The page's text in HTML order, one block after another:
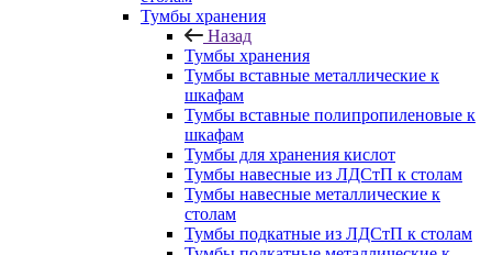
Тумбы хранения
Назад
Тумбы хранения
Тумбы вставные металлические к
шкафам
Тумбы вставные полипропиленовые к
шкафам
Тумбы для хранения кислот
Тумбы навесные из ЛДСтП к столам
Тумбы навесные металлические к
столам
Тумбы подкатные из ЛДСтП к столам